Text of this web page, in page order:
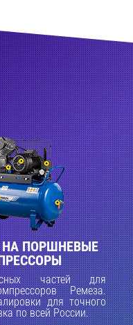
ПОРШНЕВЫЕ
частей для
Ремеза.
для точного
по всей России.